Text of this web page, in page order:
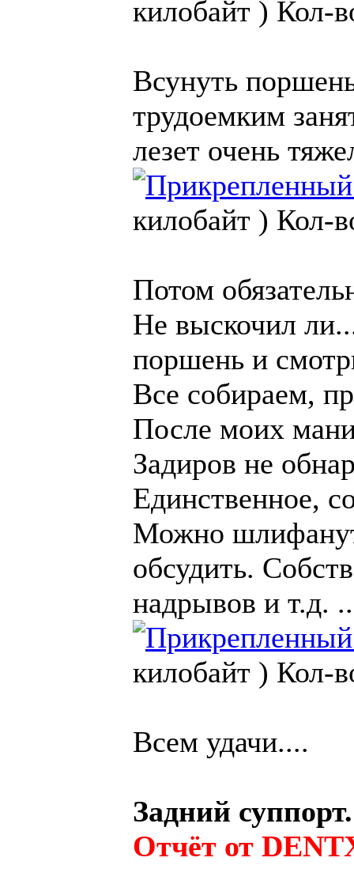
килобайт ) Кол-
Всунуть
трудоемким
лезет очень
килобайт ) Кол-
Потом
Не выскочил
поршень и
Все собираем,
После моих
Задиров не
Единственное,
Можно
обсудить.
надрывов и т.д.
килобайт ) Кол-
Всем удачи....
Задний суппорт.
Отчёт от